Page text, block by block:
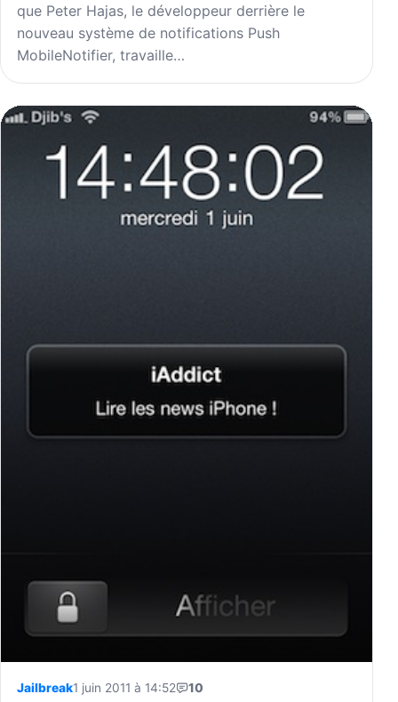
que Peter Hajas, le développeur derrière le
nouveau système de notifications Push
MobileNotifier, travaille…
Jailbreak1 juin 2011 à 14:52 10